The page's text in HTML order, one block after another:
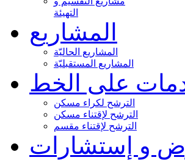
التهيئة
المشاريع
المشاريع الحاليّة
المشاريع المستقبليّة
على الخط
الترشح لكراء مسكن
الترشح لإقتناء مسكن
الترشح لإقتناء مقسم
و إستشارات